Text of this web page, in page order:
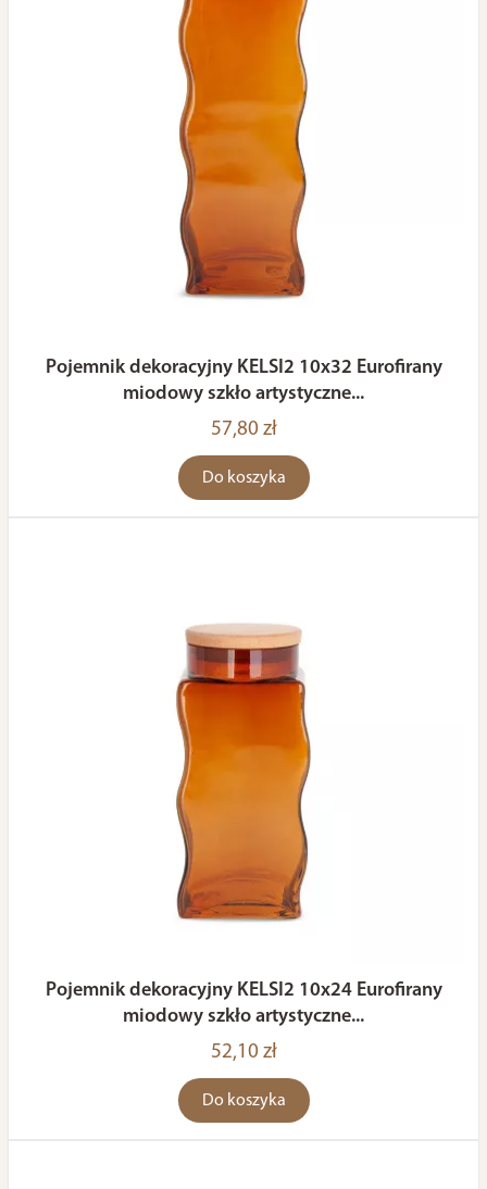
Pojemnik dekoracyjny KELSI2 10x32 Eurofirany
miodowy szkło artystyczne...
57,80 zł
Do koszyka
Pojemnik dekoracyjny KELSI2 10x24 Eurofirany
miodowy szkło artystyczne...
52,10 zł
Do koszyka